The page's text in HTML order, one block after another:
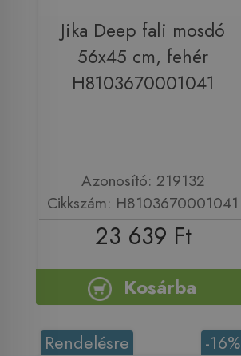
Jika Deep fali mosdó
56x45 cm, fehér
H8103670001041
Azonosító: 219132
Cikkszám: H8103670001041
23 639 Ft
Kosárba
-16%
Rendelésre